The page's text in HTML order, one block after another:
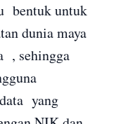
bentuk untuk
dunia maya
, sehingga
yang